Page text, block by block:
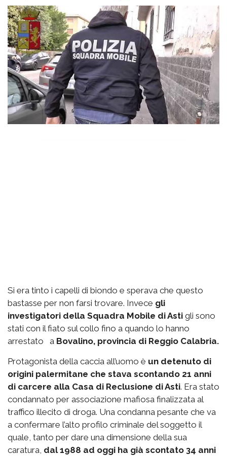
Si era tinto i capelli di biondo e sperava che questo
bastasse per non farsi trovare. Invece gli
investigatori della Squadra Mobile di Asti gli sono
stati con il fiato sul collo fino a quando lo hanno
arrestato a Bovalino, provincia di Reggio Calabria.
Protagonista della caccia all’uomo è un detenuto di
origini palermitane che stava scontando 21 anni
di carcere alla Casa di Reclusione di Asti. Era stato
condannato per associazione mafiosa finalizzata al
traffico illecito di droga. Una condanna pesante che va
a confermare l’alto profilo criminale del soggetto il
quale, tanto per dare una dimensione della sua
caratura, dal 1988 ad oggi ha già scontato 34 anni